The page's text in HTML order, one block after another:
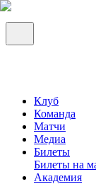
Клуб
Команда
Матчи
Медиа
Билеты
Билеты на
Академия